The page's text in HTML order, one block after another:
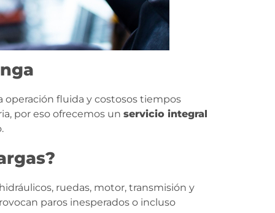
fluida y costosos tiempos
por eso ofrecemos un servicio integral
ruedas, motor, transmisión y
paros inesperados o incluso